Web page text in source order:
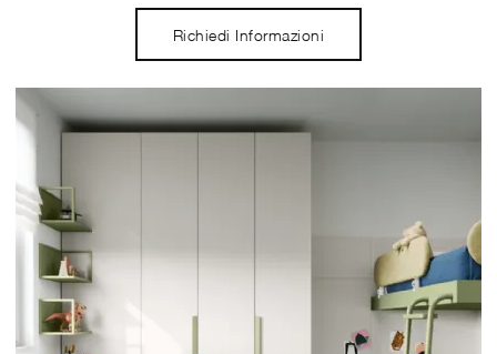
Richiedi Informazioni